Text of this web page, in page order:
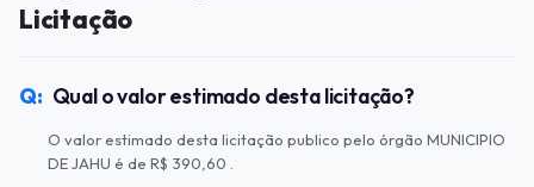
Licitação
Qual o valor estimado desta licitação?
O valor estimado desta licitação publico pelo órgão MUNICIPIO
DE JAHU é de R$ 390,60 .